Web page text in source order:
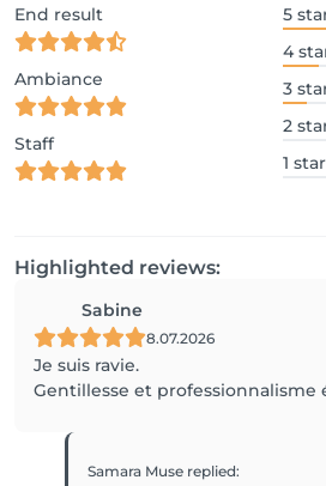
End result
Ambiance
Staff
5
4
3
2
1 star
Highlighted reviews:
Sabine
8.07.2026
Je suis ravie.
Gentillesse et professionnalisme
Samara Muse replied: